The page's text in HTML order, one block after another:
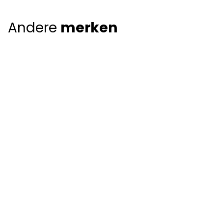
Andere merken